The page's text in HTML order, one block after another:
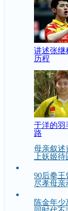
讲述张继
历程
于洋的羽
路
母亲叙述
上妖姬
90后拳
尽孝母亲
陈金年